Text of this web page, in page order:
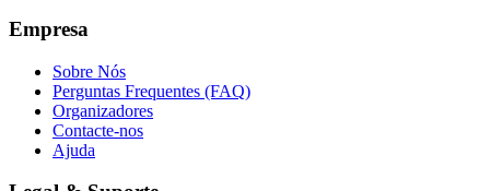
Empresa
Sobre Nós
Perguntas Frequentes (FAQ)
Organizadores
Contacte-nos
Ajuda